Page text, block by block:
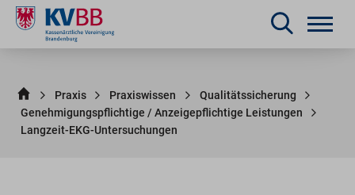
Praxis Praxiswissen
Qualitätssicherung
Genehmigungspflichtige / Anzeigepflichtige Leistungen
Langzeit-EKG-Untersuchungen